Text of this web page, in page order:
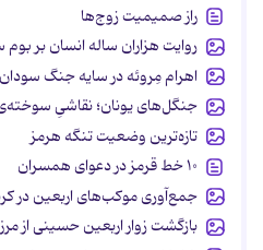
راز صمیمیت زوج‌ها
روایت هزاران ساله انسان بر
اهرام مِروئه در سایه جنگ سودان
جنگل‌های یونان؛ نقاشیِ
تازه‌ترین وضعیت تنگه هرمز
۱۰ خط قرمز در دعوای همسران
جمع‌آوری موکب‌های اربعین در
بازگشت زوار اربعین حسینی از